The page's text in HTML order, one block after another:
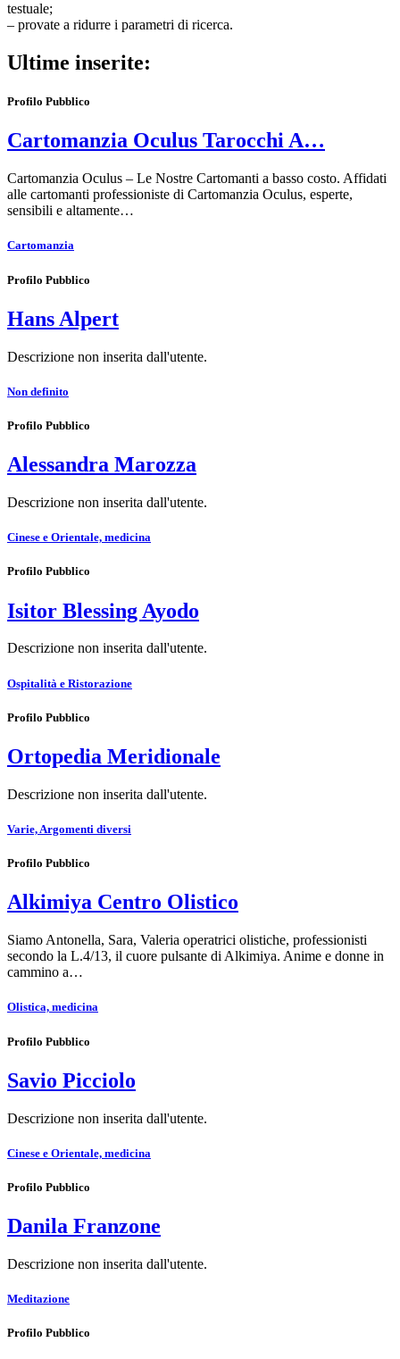
testuale;
– provate a ridurre i parametri di ricerca.
Ultime inserite:
Profilo Pubblico
Cartomanzia Oculus Tarocchi A…
Cartomanzia Oculus – Le Nostre Cartomanti a basso costo. Affidati
alle cartomanti professioniste di Cartomanzia Oculus, esperte,
sensibili e altamente…
Cartomanzia
Profilo Pubblico
Hans Alpert
Descrizione non inserita dall'utente.
Non definito
Profilo Pubblico
Alessandra Marozza
Descrizione non inserita dall'utente.
Cinese e Orientale, medicina
Profilo Pubblico
Isitor Blessing Ayodo
Descrizione non inserita dall'utente.
Ospitalità e Ristorazione
Profilo Pubblico
Ortopedia Meridionale
Descrizione non inserita dall'utente.
Varie, Argomenti diversi
Profilo Pubblico
Alkimiya Centro Olistico
Siamo Antonella, Sara, Valeria operatrici olistiche, professionisti
secondo la L.4/13, il cuore pulsante di Alkimiya. Anime e donne in
cammino a…
Olistica, medicina
Profilo Pubblico
Savio Picciolo
Descrizione non inserita dall'utente.
Cinese e Orientale, medicina
Profilo Pubblico
Danila Franzone
Descrizione non inserita dall'utente.
Meditazione
Profilo Pubblico